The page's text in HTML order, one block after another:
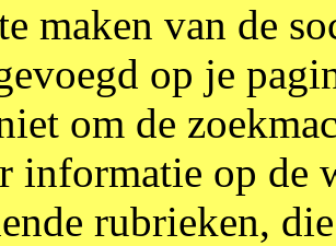
maken van de
op je
om de
informatie op de
rubrieken,